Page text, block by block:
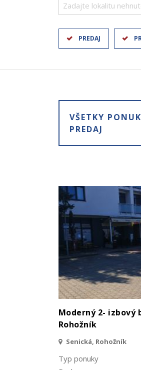
Zadajte lokalitu
PREDAJ
VŠETKY
PREDAJ
Moderný 2- izbový
Rohožník
Senická, Rohožník
Typ ponuky